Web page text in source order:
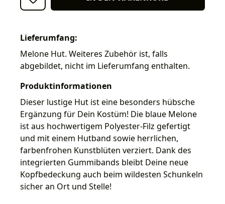
Lieferumfang:
Melone Hut. Weiteres Zubehör ist, falls
abgebildet, nicht im Lieferumfang enthalten.
Produktinformationen
Dieser lustige Hut ist eine besonders hübsche
Ergänzung für Dein Kostüm! Die blaue Melone
ist aus hochwertigem Polyester-Filz gefertigt
und mit einem Hutband sowie herrlichen,
farbenfrohen Kunstblüten verziert. Dank des
integrierten Gummibands bleibt Deine neue
Kopfbedeckung auch beim wildesten Schunkeln
sicher an Ort und Stelle!